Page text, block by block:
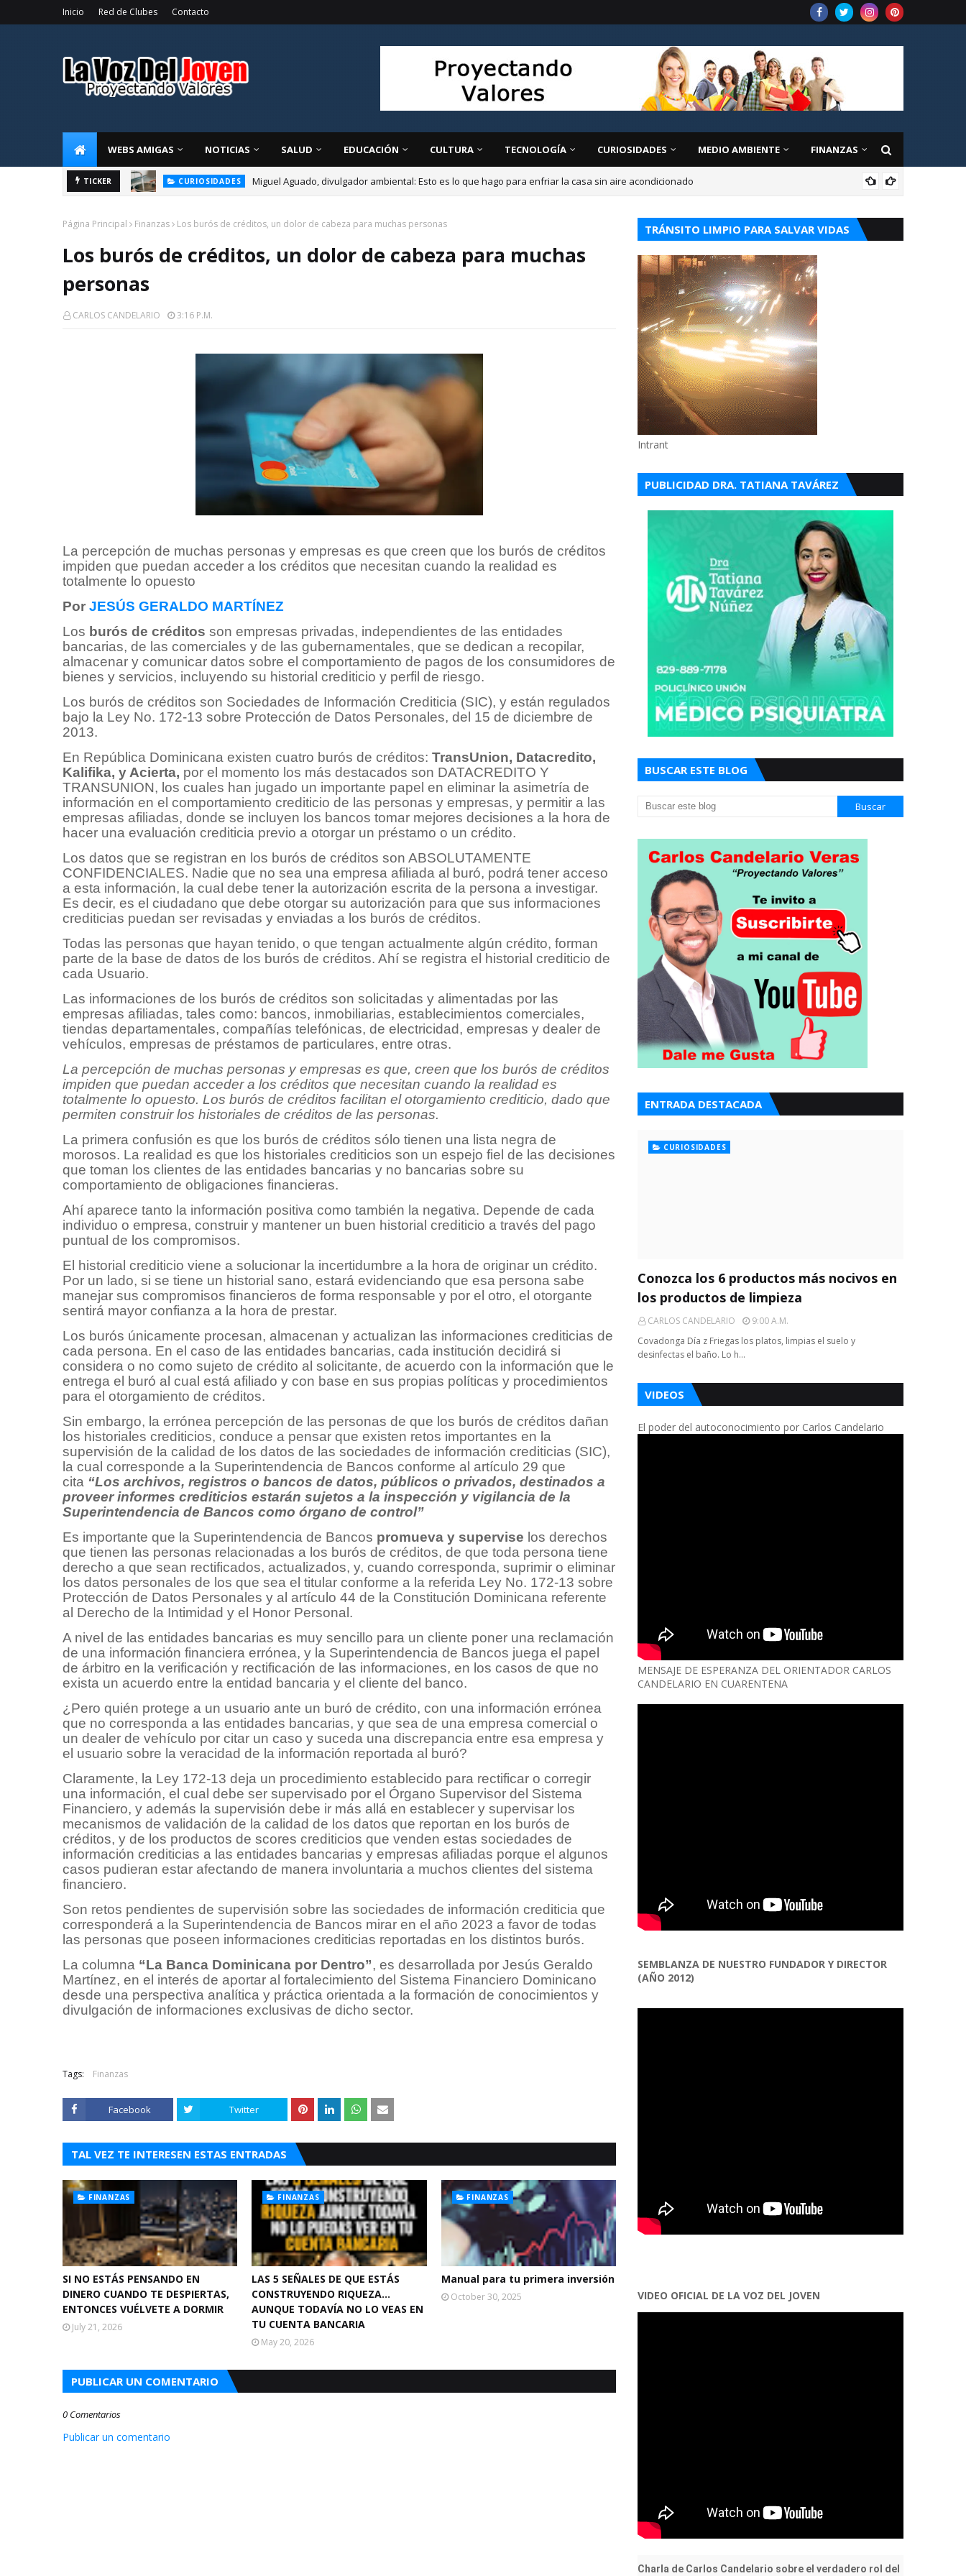
Inicio Red de Clubes Contacto
WEBS AMIGAS NOTICIAS SALUD EDUCACIÓN CULTURA TECNOLOGÍA CURIOSIDADES MEDIO AMBIENTE FINANZAS
TICKER CURIOSIDADES Miguel Aguado, divulgador ambiental: Esto es lo que hago para enfriar la casa sin aire acondicionado
Página Principal Finanzas Los burós de créditos, un dolor de cabeza para muchas personas
Los burós de créditos, un dolor de cabeza para muchas
personas
CARLOS CANDELARIO 3:16 P.m.
La percepción de muchas personas y empresas es que creen que los burós de créditos
impiden que puedan acceder a los créditos que necesitan cuando la realidad es
totalmente lo opuesto
Por JESÚS GERALDO MARTÍNEZ
Los burós de créditos son empresas privadas, independientes de las entidades
bancarias, de las comerciales y de las gubernamentales, que se dedican a recopilar,
almacenar y comunicar datos sobre el comportamiento de pagos de los consumidores de
bienes y servicios, incluyendo su historial crediticio y perfil de riesgo.
Los burós de créditos son Sociedades de Información Crediticia (SIC), y están regulados
bajo la Ley No. 172-13 sobre Protección de Datos Personales, del 15 de diciembre de
2013.
En República Dominicana existen cuatro burós de créditos: TransUnion, Datacredito,
Kalifika, y Acierta, por el momento los más destacados son DATACREDITO Y
TRANSUNION, los cuales han jugado un importante papel en eliminar la asimetría de
información en el comportamiento crediticio de las personas y empresas, y permitir a las
empresas afiliadas, donde se incluyen los bancos tomar mejores decisiones a la hora de
hacer una evaluación crediticia previo a otorgar un préstamo o un crédito.
Los datos que se registran en los burós de créditos son ABSOLUTAMENTE
CONFIDENCIALES. Nadie que no sea una empresa afiliada al buró, podrá tener acceso
a esta información, la cual debe tener la autorización escrita de la persona a investigar.
Es decir, es el ciudadano que debe otorgar su autorización para que sus informaciones
crediticias puedan ser revisadas y enviadas a los burós de créditos.
Todas las personas que hayan tenido, o que tengan actualmente algún crédito, forman
parte de la base de datos de los burós de créditos. Ahí se registra el historial crediticio de
cada Usuario.
Las informaciones de los burós de créditos son solicitadas y alimentadas por las
empresas afiliadas, tales como: bancos, inmobiliarias, establecimientos comerciales,
tiendas departamentales, compañías telefónicas, de electricidad, empresas y dealer de
vehículos, empresas de préstamos de particulares, entre otras.
La percepción de muchas personas y empresas es que, creen que los burós de créditos
impiden que puedan acceder a los créditos que necesitan cuando la realidad es
totalmente lo opuesto. Los burós de créditos facilitan el otorgamiento crediticio, dado que
permiten construir los historiales de créditos de las personas.
La primera confusión es que los burós de créditos sólo tienen una lista negra de
morosos. La realidad es que los historiales crediticios son un espejo fiel de las decisiones
que toman los clientes de las entidades bancarias y no bancarias sobre su
comportamiento de obligaciones financieras.
Ahí aparece tanto la información positiva como también la negativa. Depende de cada
individuo o empresa, construir y mantener un buen historial crediticio a través del pago
puntual de los compromisos.
El historial crediticio viene a solucionar la incertidumbre a la hora de originar un crédito.
Por un lado, si se tiene un historial sano, estará evidenciando que esa persona sabe
manejar sus compromisos financieros de forma responsable y por el otro, el otorgante
sentirá mayor confianza a la hora de prestar.
Los burós únicamente procesan, almacenan y actualizan las informaciones crediticias de
cada persona. En el caso de las entidades bancarias, cada institución decidirá si
considera o no como sujeto de crédito al solicitante, de acuerdo con la información que le
entrega el buró al cual está afiliado y con base en sus propias políticas y procedimientos
para el otorgamiento de créditos.
Sin embargo, la errónea percepción de las personas de que los burós de créditos dañan
los historiales crediticios, conduce a pensar que existen retos importantes en la
supervisión de la calidad de los datos de las sociedades de información crediticias (SIC),
la cual corresponde a la Superintendencia de Bancos conforme al artículo 29 que
cita “Los archivos, registros o bancos de datos, públicos o privados, destinados a
proveer informes crediticios estarán sujetos a la inspección y vigilancia de la
Superintendencia de Bancos como órgano de control”
Es importante que la Superintendencia de Bancos promueva y supervise los derechos
que tienen las personas relacionadas a los burós de créditos, de que toda persona tiene
derecho a que sean rectificados, actualizados, y, cuando corresponda, suprimir o eliminar
los datos personales de los que sea el titular conforme a la referida Ley No. 172-13 sobre
Protección de Datos Personales y al artículo 44 de la Constitución Dominicana referente
al Derecho de la Intimidad y el Honor Personal.
A nivel de las entidades bancarias es muy sencillo para un cliente poner una reclamación
de una información financiera errónea, y la Superintendencia de Bancos juega el papel
de árbitro en la verificación y rectificación de las informaciones, en los casos de que no
exista un acuerdo entre la entidad bancaria y el cliente del banco.
¿Pero quién protege a un usuario ante un buró de crédito, con una información errónea
que no corresponda a las entidades bancarias, y que sea de una empresa comercial o
un dealer de vehículo por citar un caso y suceda una discrepancia entre esa empresa y
el usuario sobre la veracidad de la información reportada al buró?
Claramente, la Ley 172-13 deja un procedimiento establecido para rectificar o corregir
una información, el cual debe ser supervisado por el Órgano Supervisor del Sistema
Financiero, y además la supervisión debe ir más allá en establecer y supervisar los
mecanismos de validación de la calidad de los datos que reportan en los burós de
créditos, y de los productos de scores crediticios que venden estas sociedades de
información crediticias a las entidades bancarias y empresas afiliadas porque el algunos
casos pudieran estar afectando de manera involuntaria a muchos clientes del sistema
financiero.
Son retos pendientes de supervisión sobre las sociedades de información crediticia que
corresponderá a la Superintendencia de Bancos mirar en el año 2023 a favor de todas
las personas que poseen informaciones crediticias reportadas en los distintos burós.
La columna “La Banca Dominicana por Dentro”, es desarrollada por Jesús Geraldo
Martínez, en el interés de aportar al fortalecimiento del Sistema Financiero Dominicano
desde una perspectiva analítica y práctica orientada a la formación de conocimientos y
divulgación de informaciones exclusivas de dicho sector.
Tags: Finanzas
Facebook Twitter
TAL VEZ TE INTERESEN ESTAS ENTRADAS
FINANZAS
SI NO ESTÁS PENSANDO EN
DINERO CUANDO TE DESPIERTAS,
ENTONCES VUÉLVETE A DORMIR
July 21, 2026
FINANZAS
LAS 5 SEÑALES DE QUE ESTÁS
CONSTRUYENDO RIQUEZA…
AUNQUE TODAVÍA NO LO VEAS EN
TU CUENTA BANCARIA
May 20, 2026
FINANZAS
Manual para tu primera inversión
October 30, 2025
PUBLICAR UN COMENTARIO
0 Comentarios
Publicar un comentario
TRÁNSITO LIMPIO PARA SALVAR VIDAS
Intrant
PUBLICIDAD DRA. TATIANA TAVÁREZ
BUSCAR ESTE BLOG
ENTRADA DESTACADA
CURIOSIDADES
Conozca los 6 productos más nocivos en
los productos de limpieza
CARLOS CANDELARIO
9:00 A.m.
Covadonga Día z Friegas los platos, limpias el suelo y
desinfectas el baño. Lo h…
VIDEOS
El poder del autoconocimiento por Carlos Candelario
MENSAJE DE ESPERANZA DEL ORIENTADOR CARLOS
CANDELARIO EN CUARENTENA
SEMBLANZA DE NUESTRO FUNDADOR Y DIRECTOR
(AÑO 2012)
VIDEO OFICIAL DE LA VOZ DEL JOVEN
Charla de Carlos Candelario sobre el verdadero rol del